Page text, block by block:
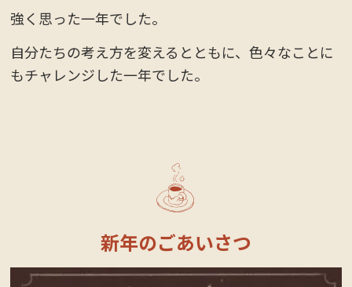
強く思った一年でした。
自分たちの考え方を変えるとともに、色々なことに
もチャレンジした一年でした。
新年のごあいさつ